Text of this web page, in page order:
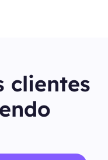
clientes